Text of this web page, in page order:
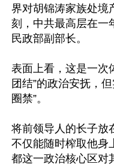
界对胡锦涛家族处境
刻，中共最高层在一
民政部副部长。
表面上看，这是一次
团结”的政治安抚，
圈禁”。
将前领导人的长子放
不仅能随时榨取他身
都这一政治核心区对